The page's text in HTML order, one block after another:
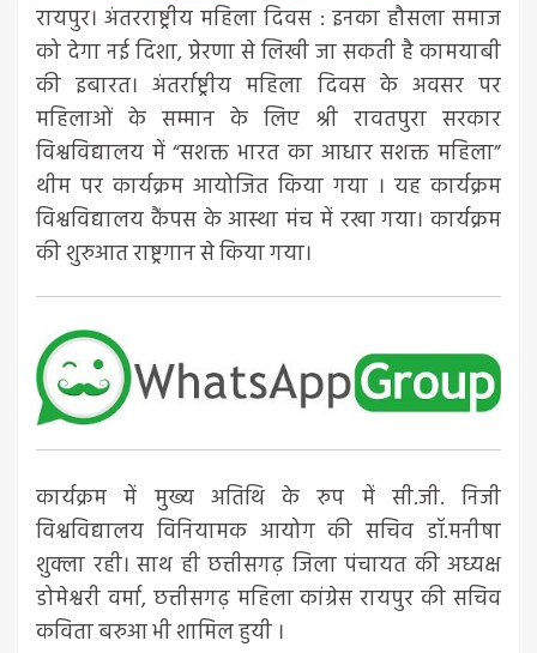
रायपुर। अंतरराष्ट्रीय महिला दिवस : इनका हौसला समाज
को देगा नई दिशा, प्रेरणा से लिखी जा सकती है कामयाबी
की इबारत। अंतर्राष्ट्रीय महिला दिवस के अवसर पर
महिलाओं के सम्मान के लिए श्री रावतपुरा सरकार
विश्वविद्यालय में “सशक्त भारत का आधार सशक्त महिला”
थीम पर कार्यक्रम आयोजित किया गया । यह कार्यक्रम
विश्वविद्यालय कैंपस के आस्था मंच में रखा गया। कार्यक्रम
की शुरुआत राष्ट्रगान से किया गया।
कार्यक्रम में मुख्य अतिथि के रुप में सी.जी. निजी
विश्वविद्यालय विनियामक आयोग की सचिव डॉ.मनीषा
शुक्ला रही। साथ ही छत्तीसगढ़ जिला पंचायत की अध्यक्ष
डोमेश्वरी वर्मा, छत्तीसगढ़ महिला कांग्रेस रायपुर की सचिव
कविता बरुआ भी शामिल हुयी ।